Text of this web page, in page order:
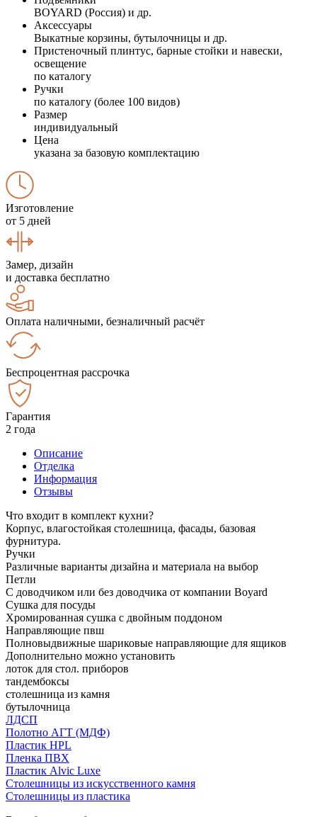
BOYARD (Россия) и др.
Аксессуары
Выкатные корзины, бутылочницы и др.
Пристеночный плинтус, барные стойки и навески,
освещение
по каталогу
Ручки
по каталогу (более 100 видов)
Размер
индивидуальный
Цена
указана за базовую комплектацию
Изготовление
от 5 дней
Замер, дизайн
и доставка бесплатно
Оплата наличными, безналичный расчёт
Беспроцентная рассрочка
Гарантия
2 года
Описание
Отделка
Информация
Отзывы
Что входит в комплект кухни?
Корпус, влагостойкая столешница, фасады, базовая
фурнитура.
Ручки
Различные варианты дизайна и материала на выбор
Петли
С доводчиком или без доводчика от компании Boyard
Сушка для посуды
Хромированная сушка с двойным поддоном
Направляющие пвш
Полновыдвижные шариковые направляющие для ящиков
Дополнительно можно установить
лоток для стол. приборов
тандембоксы
столешница из камня
бутылочница
ЛДСП
Полотно АГТ (МДФ)
Пластик HPL
Пленка ПВХ
Пластик Alvic Luxe
Столешницы из искусственного камня
Столешницы из пластика